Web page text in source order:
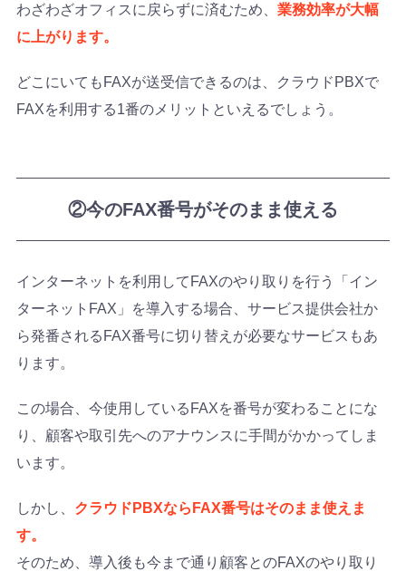
わざわざオフィスに戻らずに済むため、 業務効率が大幅
に上がります。
どこにいてもFAXが送受信できるのは、クラウドPBXで
FAXを利用する1番のメリットといえるでしょう。
②今のFAX番号がそのまま使える
インターネットを利用してFAXのやり取りを行う「イン
ターネットFAX」を導入する場合、サービス提供会社か
ら発番されるFAX番号に切り替えが必要なサービスもあ
ります。
この場合、今使用しているFAXを番号が変わることにな
り、顧客や取引先へのアナウンスに手間がかかってしま
います。
しかし、 クラウドPBXならFAX番号はそのまま使えま
す。
そのため、導入後も今まで通り顧客とのFAXのやり取り